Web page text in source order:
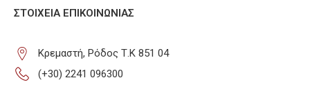
ΣΤΟΙΧΕΊΑ ΕΠΙΚΟΙΝΩΝΊΑΣ
Κρεμαστή, Ρόδος Τ.Κ 851 04
(+30) 2241 096300